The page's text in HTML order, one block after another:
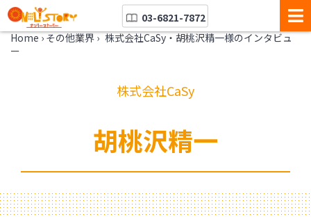
03-6821-7872
Home › その他業界 › 株式会社CaSy・胡桃沢精一様のインタビュ
ー
株式会社CaSy
胡桃沢精一